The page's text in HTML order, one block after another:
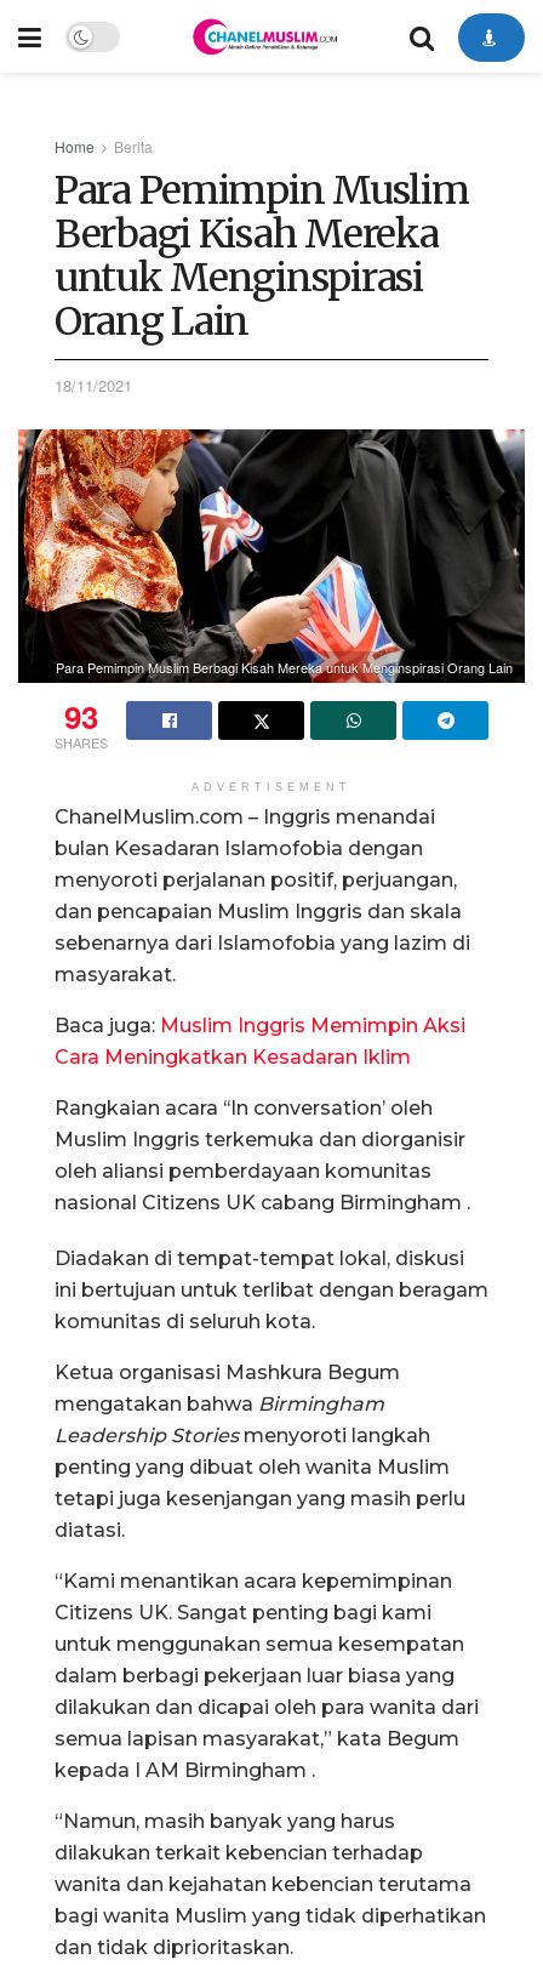
Home Berita
Para Pemimpin Muslim
Berbagi Kisah Mereka
untuk Menginspirasi
Orang Lain
18/11/2021
Para Pemimpin Muslim Berbagi Kisah Mereka untuk Menginspirasi Orang Lain
93
SHARES
ADVERTISEMENT
ChanelMuslim.com – Inggris menandai
bulan Kesadaran Islamofobia dengan
menyoroti perjalanan positif, perjuangan,
dan pencapaian Muslim Inggris dan skala
sebenarnya dari Islamofobia yang lazim di
masyarakat.
Baca juga: Muslim Inggris Memimpin Aksi
Cara Meningkatkan Kesadaran Iklim
Rangkaian acara ‘‘In conversation’ oleh
Muslim Inggris terkemuka dan diorganisir
oleh aliansi pemberdayaan komunitas
nasional Citizens UK cabang Birmingham .
Diadakan di tempat-tempat lokal, diskusi
ini bertujuan untuk terlibat dengan beragam
komunitas di seluruh kota.
Ketua organisasi Mashkura Begum
mengatakan bahwa Birmingham
Leadership Storiesmenyoroti langkah
penting yang dibuat oleh wanita Muslim
tetapi juga kesenjangan yang masih perlu
diatasi.
“Kami menantikan acara kepemimpinan
Citizens UK. Sangat penting bagi kami
untuk menggunakan semua kesempatan
dalam berbagi pekerjaan luar biasa yang
dilakukan dan dicapai oleh para wanita dari
semua lapisan masyarakat,” kata Begum
kepada I AM Birmingham .
“Namun, masih banyak yang harus
dilakukan terkait kebencian terhadap
wanita dan kejahatan kebencian terutama
bagi wanita Muslim yang tidak diperhatikan
dan tidak diprioritaskan.